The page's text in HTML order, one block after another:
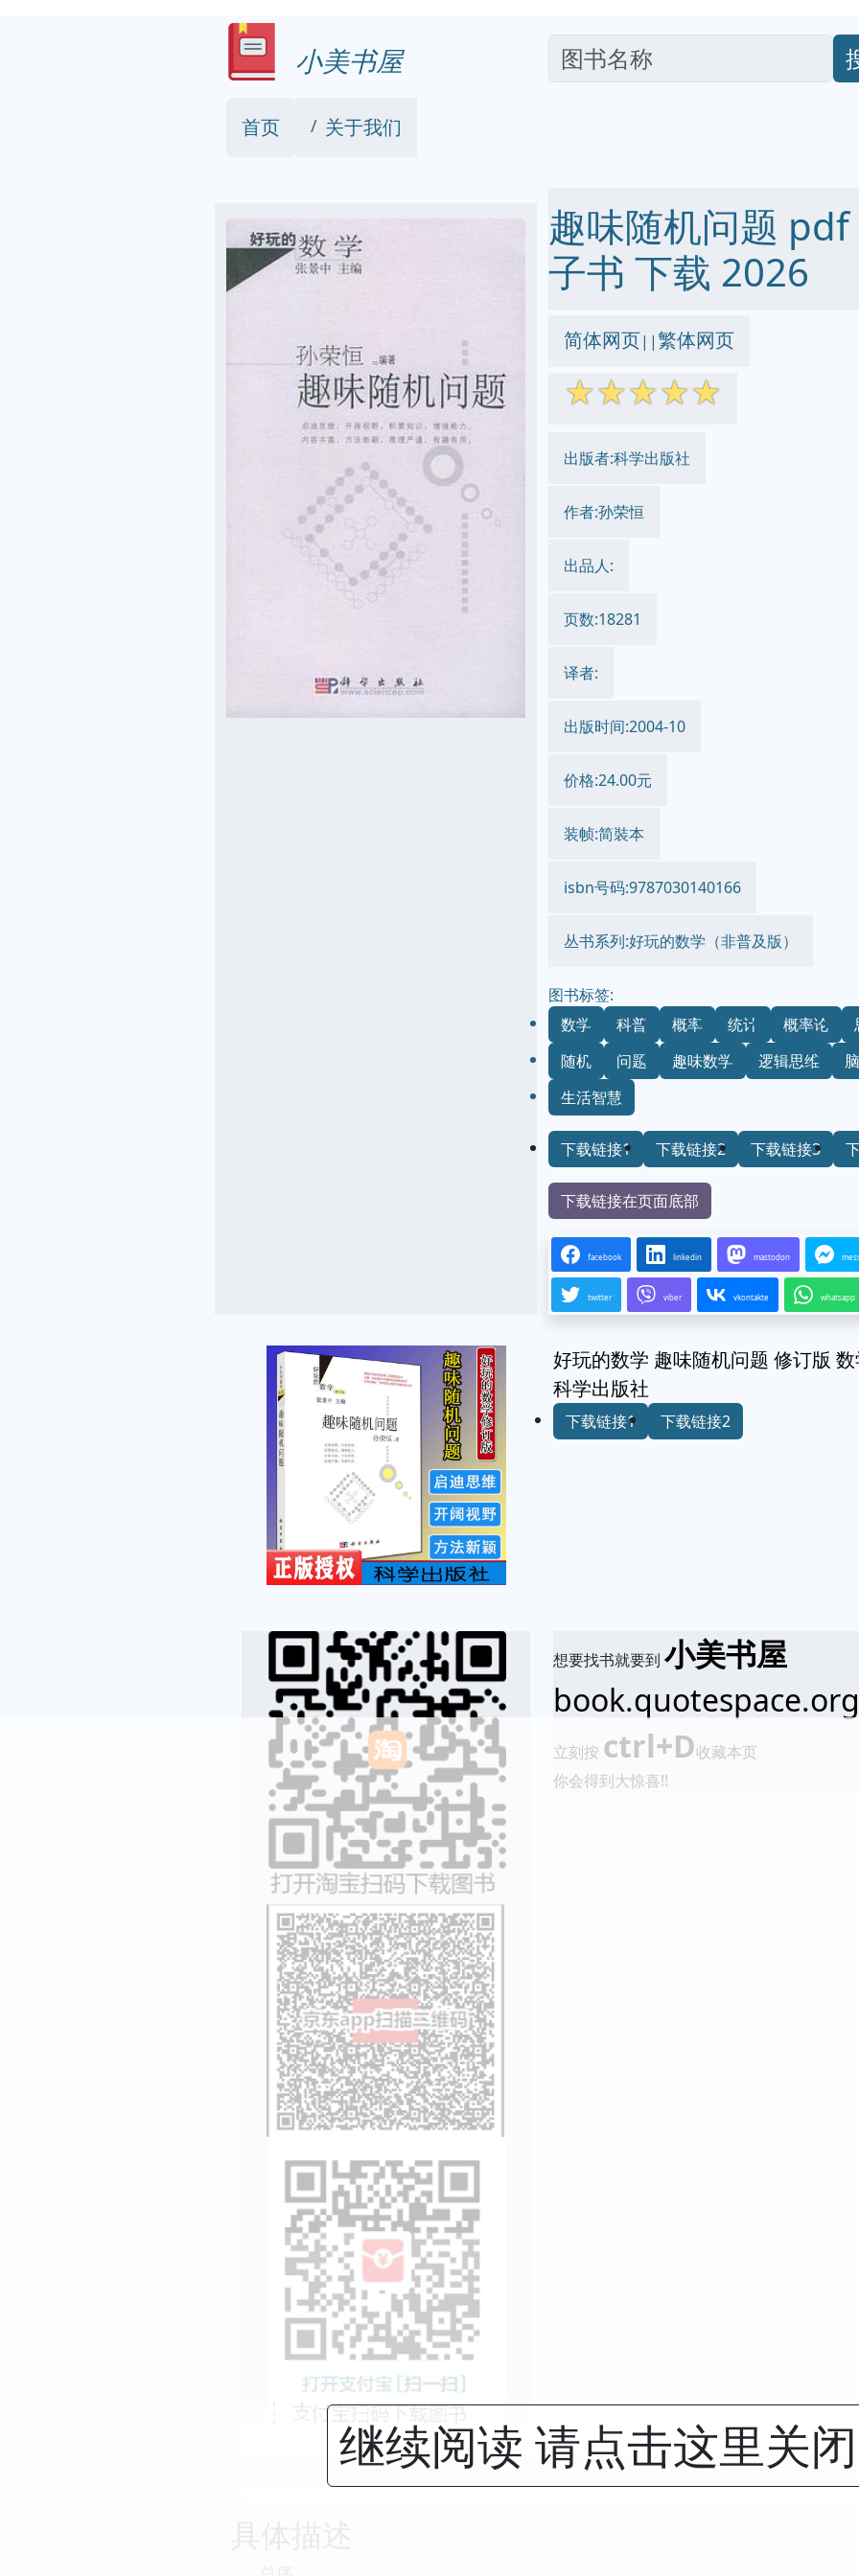
小美书屋
首页 关于我们
趣味随机问题
子书 下载 2026
简体网页||繁体网页
☆☆☆☆☆
出版者:科学出版社
作者:孙荣恒
出品人:
页数:18281
译者:
出版时间:2004-10
价格:24.00元
装帧:简裝本
isbn号码:9787030140166
丛书系列:好玩的数学（非普及版）
图书标签:
数学
科普 概率 统计 概率论
随机
问题 趣味数学 逻辑思维
生活智慧
下载链接1 下载链接2 下载链接3
下载链接在页面底部
facebook linkedin mastodon
twitter viber vkontakte whatsapp
好玩的数学 趣味随机问题 修订版
科学出版社
下载链接1 下载链接2
想要找书就要到小美书屋
立刻按 ctrl+D收藏本页
你会得到大惊喜!!
继续阅读 请点击这里关